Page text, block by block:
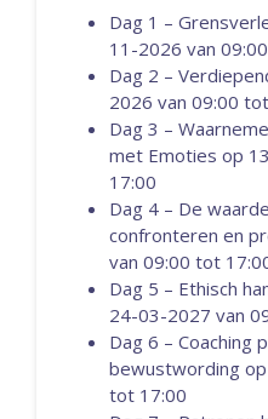
Dag 1 –
11-2026 van
Dag 2 –
2026 van 09:00
Dag 3 –
met Emoties op
17:00
Dag 4 – De
confronteren en
van 09:00 tot
Dag 5 – Ethisch
24-03-2027 van
Dag 6 – Coaching
bewustwording
tot 17:00